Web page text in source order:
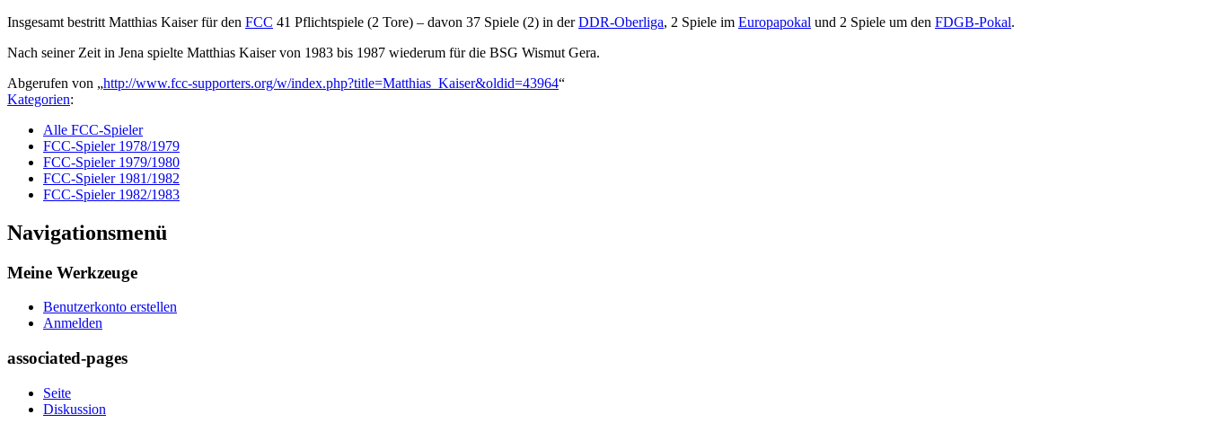
Insgesamt bestritt Matthias Kaiser für den FCC 41 Pflichtspiele (2 Tore) – davon 37 Spiele (2) in derDDR-Oberliga, 2 Spiele im Europapokal und 2 Spiele um den FDGB-Pokal.
Nach seiner Zeit in Jena spielte Matthias Kaiser von 1983 bis 1987 wiederum für die BSG Wismut Gera.
Abgerufen von „http://www.fcc-supporters.org/w/index.php?title=Matthias_Kaiser&oldid=43964“
Kategorien:
Alle FCC-Spieler
FCC-Spieler 1978/1979
FCC-Spieler 1979/1980
FCC-Spieler 1981/1982
FCC-Spieler 1982/1983
Navigationsmenü
Meine Werkzeuge
Benutzerkonto erstellen
Anmelden
associated-pages
Seite
Diskussion